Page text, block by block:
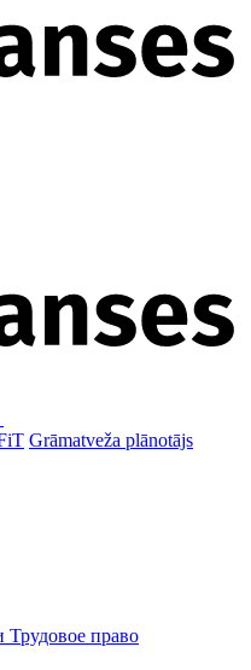
Grāmatveža plānotājs
Трудовое право